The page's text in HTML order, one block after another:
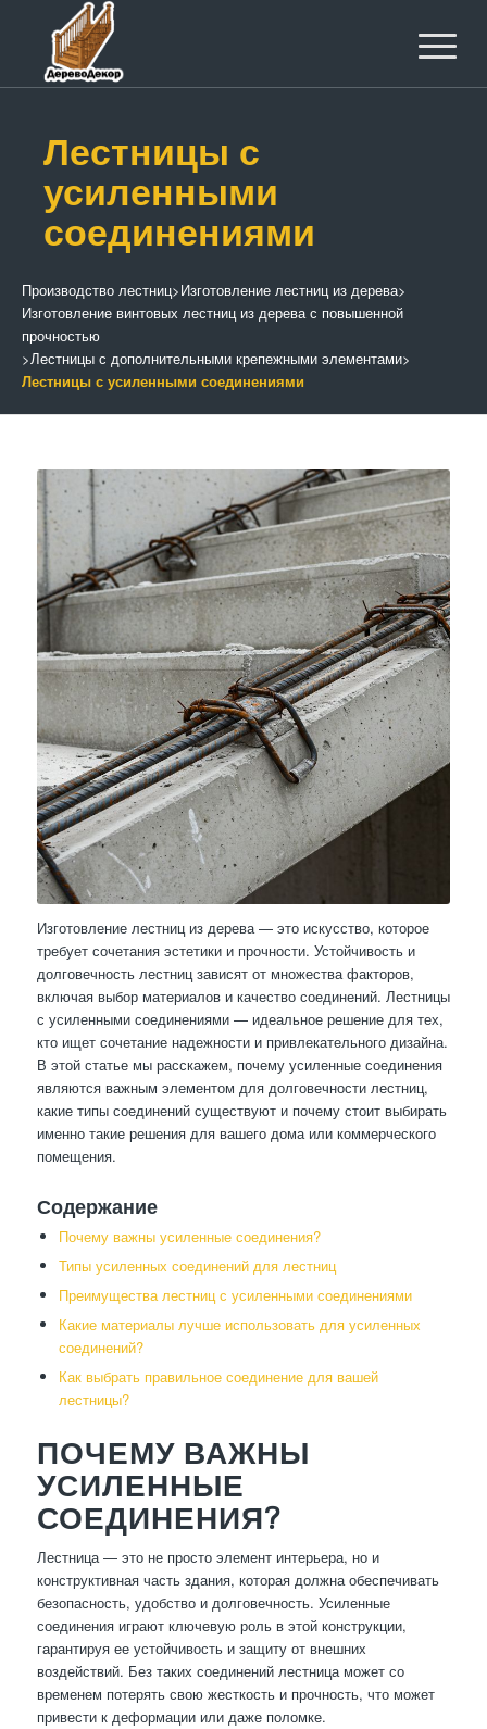
Лестницы с
усиленными
соединениями
Производство лестниц>Изготовление лестниц из дерева>
Изготовление винтовых лестниц из дерева с повышенной
прочностью
>Лестницы с дополнительными крепежными элементами>
Лестницы с усиленными соединениями
Изготовление лестниц из дерева — это искусство, которое
требует сочетания эстетики и прочности. Устойчивость и
долговечность лестниц зависят от множества факторов,
включая выбор материалов и качество соединений. Лестницы
с усиленными соединениями — идеальное решение для тех,
кто ищет сочетание надежности и привлекательного дизайна.
В этой статье мы расскажем, почему усиленные соединения
являются важным элементом для долговечности лестниц,
какие типы соединений существуют и почему стоит выбирать
именно такие решения для вашего дома или коммерческого
помещения.
Содержание
Почему важны усиленные соединения?
Типы усиленных соединений для лестниц
Преимущества лестниц с усиленными соединениями
Какие материалы лучше использовать для усиленных
соединений?
Как выбрать правильное соединение для вашей
лестницы?
ПОЧЕМУ ВАЖНЫ
УСИЛЕННЫЕ
СОЕДИНЕНИЯ?
Лестница — это не просто элемент интерьера, но и
конструктивная часть здания, которая должна обеспечивать
безопасность, удобство и долговечность. Усиленные
соединения играют ключевую роль в этой конструкции,
гарантируя ее устойчивость и защиту от внешних
воздействий. Без таких соединений лестница может со
временем потерять свою жесткость и прочность, что может
привести к деформации или даже поломке.